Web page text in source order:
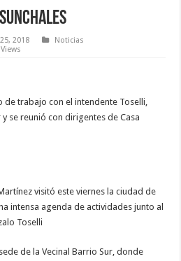
2018
Noticias
de trabajo con el intendente Toselli,
se reunió con dirigentes de Casa
visitó este viernes la ciudad de
intensa agenda de actividades junto al
Toselli
de la Vecinal Barrio Sur, donde